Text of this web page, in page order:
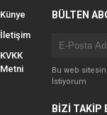
Künye
İletişim
KVKK
Metni
BÜLTEN
Bu web
İstiyorum
BİZİ TAKİP